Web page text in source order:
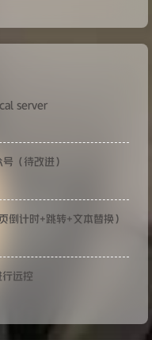
server
（待改进）
倒计时+跳转+文本替换）
远控